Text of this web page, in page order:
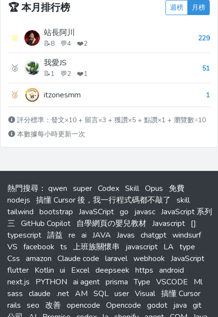
新的控制流程語法現已穩...
🏆本月排行榜 週榜 月榜
🥇 站長阿川
📝8 💬4 ❤️2
229
🥈 我愛JS
📝1 💬2 ❤️1
51
🥉 itzonesmm 1
評分標準：發文×10 + 留言×3 + 獲讚×5 + 點讚×1 + 瀏覽數÷10
本數據每小時更新一次
熱門搜尋 ： qwen super Codex Skill Opus
免費
nodejs 搞懂 Cursor 後，我一行程式碼都不敲了
skill
tailwind bootstrap JavaSCript go javasc JavaScript 系列
三 GitHub Copilot 自學網頁の嬰兒教材 Javascript []
typescript 請益 re ai JAVA Javas chatgpt windsurf
VS facebook ts 上班族關懷串 javascript LA type
Css amazon Claude code laravel webhook JavaScript
flutter Kotlin ui Excel deepseek https android
next.js
PYTHON ai agent prisma Type VSCODE
Ml
sass claude .net AM SQL user Visual 搞懂 Cursor
rails seo 改善 opencode Opencode godot java git